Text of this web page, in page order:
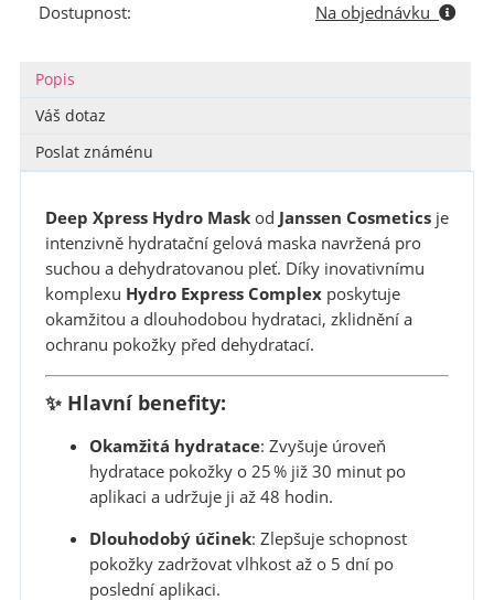
Dostupnost:
Na objednávku
Popis
Váš dotaz
Poslat známénu
Deep Xpress Hydro Maskod Janssen Cosmeticsje
intenzivně hydratační gelová maska navržená pro
suchou a dehydratovanou pleť. Díky inovativnímu
komplexu Hydro Express Complexposkytuje
okamžitou a dlouhodobou hydrataci, zklidnění a
ochranu pokožky před dehydratací.
✨ Hlavní benefity:
Okamžitá hydratace: Zvyšuje úroveň
hydratace pokožky o 25 % již 30 minut po
aplikaci a udržuje ji až 48 hodin.
Dlouhodobý účinek: Zlepšuje schopnost
pokožky zadržovat vlhkost až o 5 dní po
poslední aplikaci.